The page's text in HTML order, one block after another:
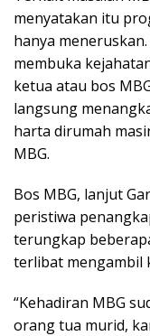
menyatakan itu
hanya
membuka
ketua atau bos
langsung
harta dirumah
MBG.
Bos MBG, lanjut
peristiwa
terungkap
terlibat mengambil
“Kehadiran MBG
orang tua murid,